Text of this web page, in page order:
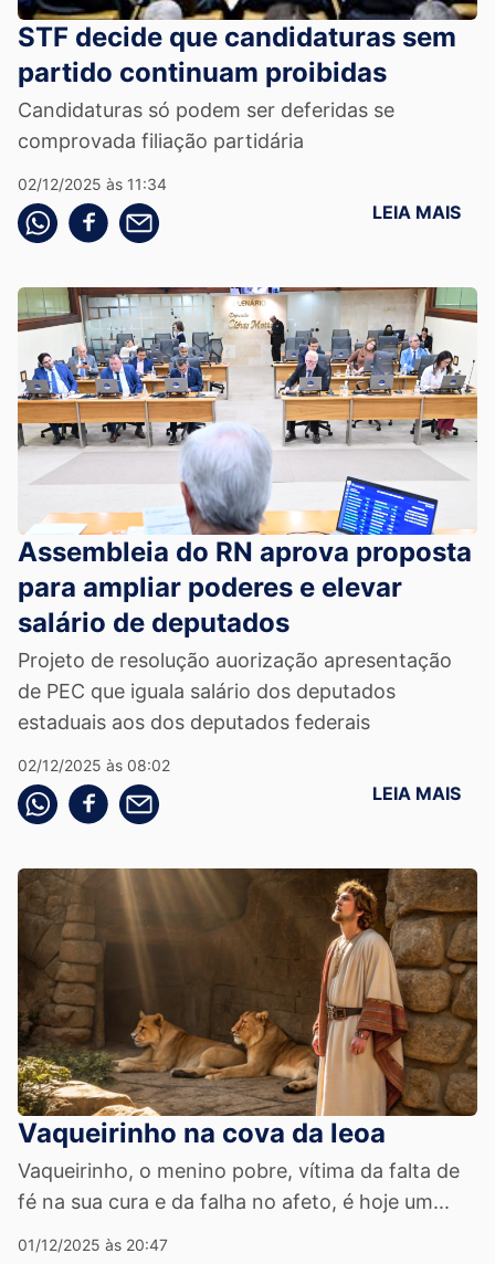
STF decide que candidaturas sem
partido continuam proibidas
Candidaturas só podem ser deferidas se
comprovada filiação partidária
02/12/2025 às 11:34
Compartilhe pelo whatsapp
Compartilhar no facebook
Compartilhe pelo email LEIA MAIS
Assembleia do RN aprova proposta
para ampliar poderes e elevar
salário de deputados
Projeto de resolução auorização apresentação
de PEC que iguala salário dos deputados
estaduais aos dos deputados federais
02/12/2025 às 08:02
Compartilhe pelo whatsapp
Compartilhar no facebook
Compartilhe pelo email LEIA MAIS
Vaqueirinho na cova da leoa
Vaqueirinho, o menino pobre, vítima da falta de
fé na sua cura e da falha no afeto, é hoje um...
01/12/2025 às 20:47